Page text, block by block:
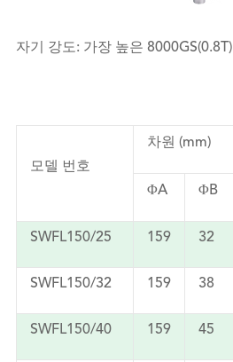
자기 강도: 가장 높은 8000GS(0.8T)
모델 번호
차원 (mm)
ΦA ΦB
SWFL150/25 159 32
SWFL150/32 159 38
SWFL150/40 159 45